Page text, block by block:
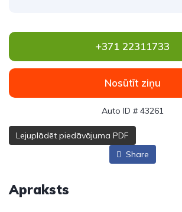
+371 22311733
Nosūtīt ziņu
Auto ID # 43261
Lejuplādēt piedāvājuma PDF
Share
Apraksts